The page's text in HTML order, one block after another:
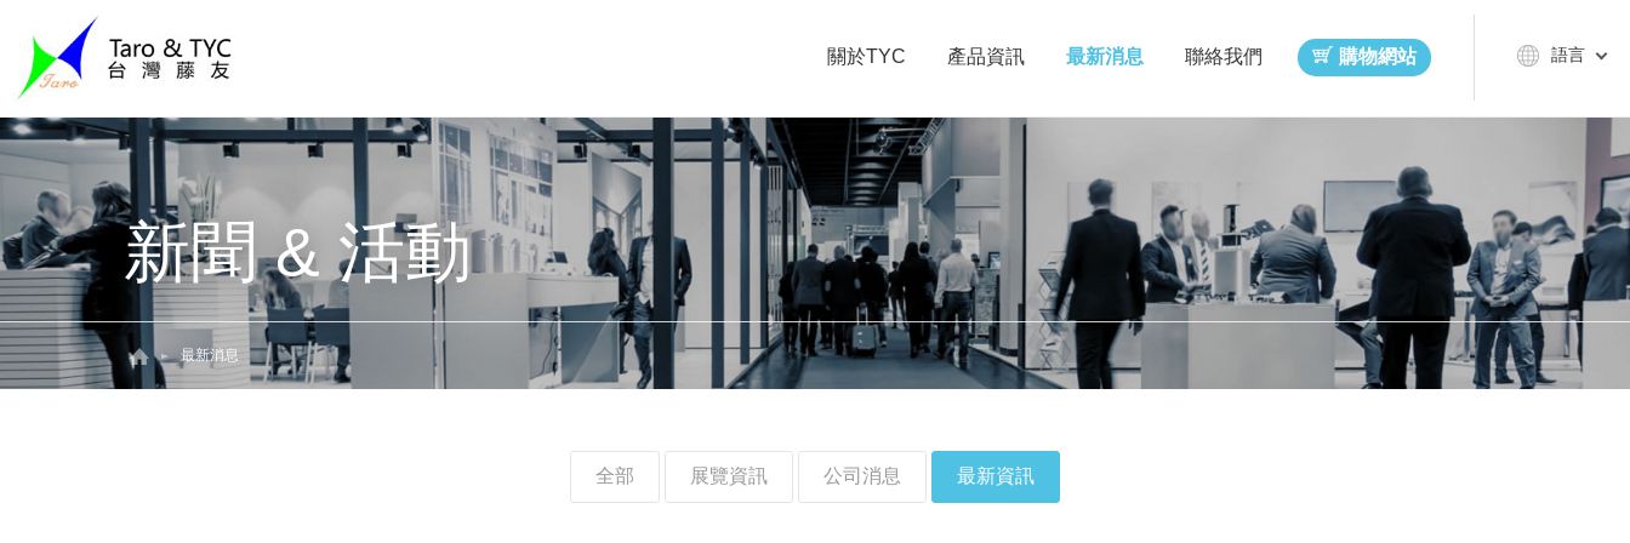
關於TYC 產品資訊 最新消息 聯絡我們 購物網站 語言
新聞 & 活動
最新消息
全部 展覽資訊 公司消息 最新資訊